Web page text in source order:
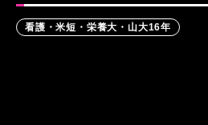
看護・米短・栄養大・山大16年